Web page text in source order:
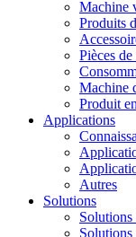
Machine
Produits
Pièces
Machine
Produit
Applications
Autres
Solutions
Solutions
Solutions